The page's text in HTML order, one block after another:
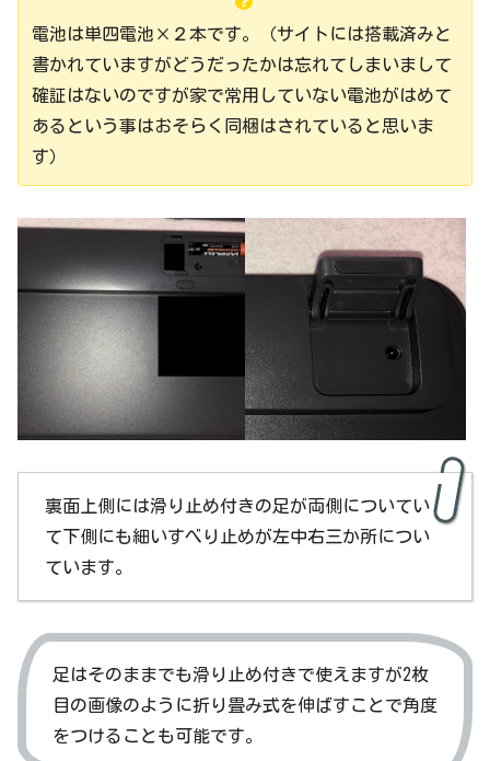
電池は単四電池×２本です。（サイトには搭載済みと
書かれていますがどうだったかは忘れてしまいまして
確証はないのですが家で常用していない電池がはめて
あるという事はおそらく同梱はされていると思いま
す）
裏面上側には滑り止め付きの足が両側についてい
て下側にも細いすべり止めが左中右三か所につい
ています。
足はそのままでも滑り止め付きで使えますが2枚
目の画像のように折り畳み式を伸ばすことで角度
をつけることも可能です。